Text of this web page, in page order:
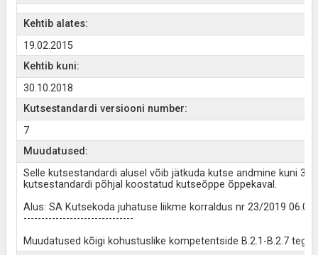
Kehtib alates:
19.02.2015
Kehtib kuni:
30.10.2018
Kutsestandardi versiooni number:
7
Muudatused:
Selle kutsestandardi alusel võib jätkuda kutse andmine kuni
kutsestandardi põhjal koostatud kutseõppe õppekaval.
Alus: SA Kutsekoda juhatuse liikme korraldus nr 23/2019
-------------------------------
Muudatused kõigi kohustuslike kompetentside B.2.1-B.2.7